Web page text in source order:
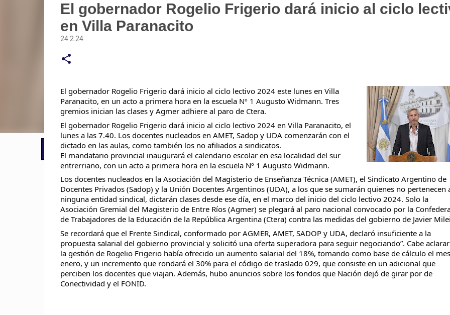
📢 LO ÚLTIMO El Gobierno postergó la reunión paritaria con estatales
El gobernador Rogelio Frigerio dará inicio al ciclo
en Villa Paranacito
24.2.24
El gobernador Rogelio Frigerio dará inicio al ciclo lectivo 2024 este lunes en Villa
Paranacito, en un acto a primera hora en la escuela Nº 1 Augusto Widmann. Tres
gremios inician las clases y Agmer adhiere al paro de Ctera.
El gobernador Rogelio Frigerio dará inicio al ciclo lectivo 2024 en Villa Paranacito, el
lunes a las 7.40. Los docentes nucleados en AMET, Sadop y UDA comenzarán con el
dictado en las aulas, como también los no afiliados a sindicatos.
El mandatario provincial inaugurará el calendario escolar en esa localidad del sur
entrerriano, con un acto a primera hora en la escuela Nº 1 Augusto Widmann.
Los docentes nucleados en la Asociación del Magisterio de Enseñanza Técnica (AMET), el Sindicato Argentino de
Docentes Privados (Sadop) y la Unión Docentes Argentinos (UDA), a los que se sumarán quienes no pertenecen
ninguna entidad sindical, dictarán clases desde ese día, en el marco del inicio del ciclo lectivo 2024. Solo la
Asociación Gremial del Magisterio de Entre Ríos (Agmer) se plegará al paro nacional convocado por la
de Trabajadores de la Educación de la República Argentina (Ctera) contra las medidas del gobierno de Javier
Se recordará que el Frente Sindical, conformado por AGMER, AMET, SADOP y UDA, declaró insuficiente a la
propuesta salarial del gobierno provincial y solicitó una oferta superadora para seguir negociando”. Cabe
la gestión de Rogelio Frigerio había ofrecido un aumento salarial del 18%, tomando como base de cálculo el
enero, y un incremento que rondará el 30% para el código de traslado 029, que consiste en un adicional que
perciben los docentes que viajan. Además, hubo anuncios sobre los fondos que Nación dejó de girar por de
Conectividad y el FONID.